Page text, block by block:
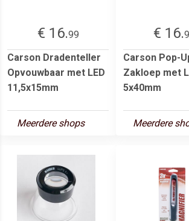
€ 16.99
Carson Dradenteller
Opvouwbaar met LED
11,5x15mm
Meerdere shops
€ 16.
Carson Pop-
Zakloep met
5x40mm
Meerdere